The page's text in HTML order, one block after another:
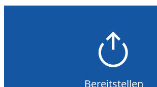
Bereitstellen